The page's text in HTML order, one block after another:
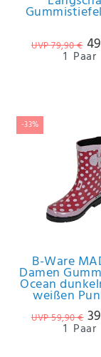
UVP 79,90 €
1 Paar
-33%
B-Ware
Damen
Ocean
weißen
UVP 59,90 €
1 Paar